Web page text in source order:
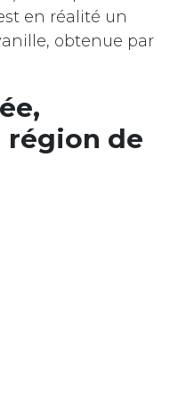
en réalité un
obtenue par
région de